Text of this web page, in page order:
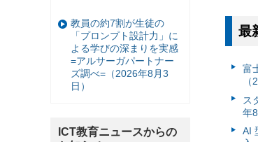
最
富
ス
年
AI
教員の約7割が生徒の
「プロンプト設計力」に
よる学びの深まりを実感
=アルサーガパートナー
ズ調べ=（2026年8月3
日）
ICT教育ニュースからの